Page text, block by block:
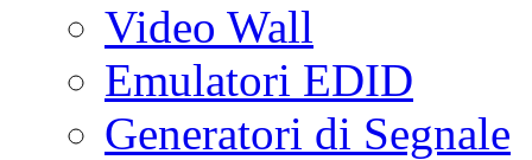
Video Wall
Emulatori EDID
Generatori di Segnale